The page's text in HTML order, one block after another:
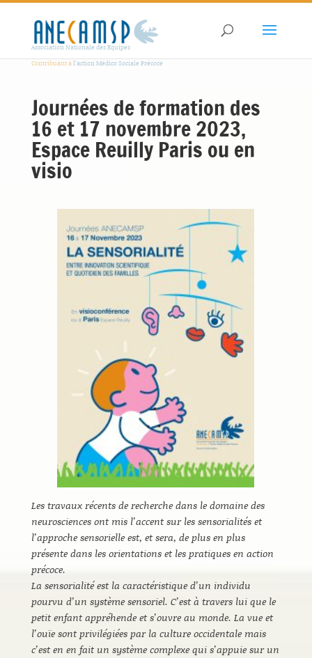
Association Nationale des Equipes
Contribuant àl'action Médico Sociale Précoce
Journées de formation des
16 et 17 novembre 2023,
Espace Reuilly Paris ou en
visio
Les travaux récents de recherche dans le domaine des
neurosciences ont mis l’accent sur les sensorialités et
l’approche sensorielle est, et sera, de plus en plus
présente dans les orientations et les pratiques en action
précoce.
La sensorialité est la caractéristique d’un individu
pourvu d’un système sensoriel. C’est à travers lui que le
petit enfant appréhende et s’ouvre au monde. La vue et
l’ouïe sont privilégiées par la culture occidentale mais
c’est en en fait un système complexe qui s’appuie sur un